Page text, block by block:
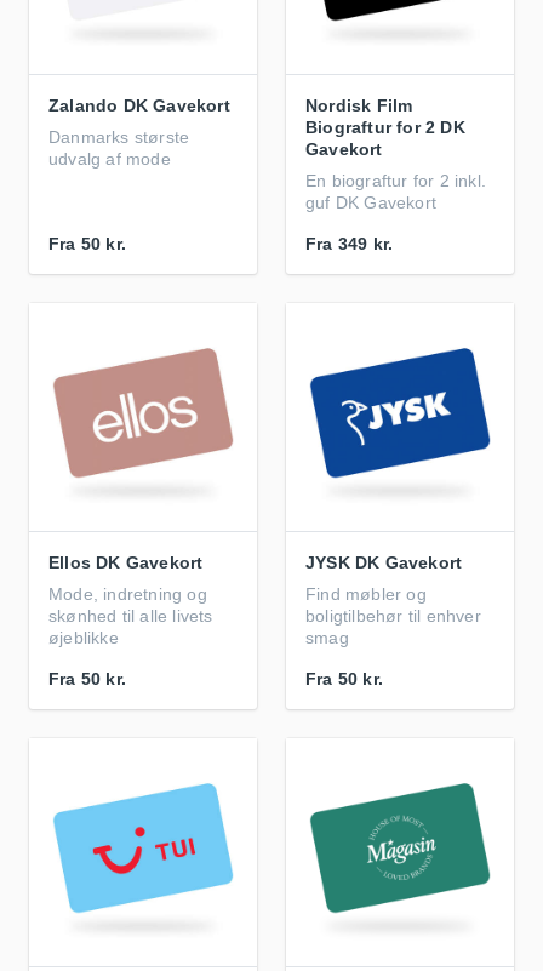
Zalando DK Gavekort
Danmarks største
udvalg af mode
Fra 50 kr.
Nordisk Film
Biograftur for 2 DK
Gavekort
En biograftur for 2 inkl.
guf DK Gavekort
Fra 349 kr.
Ellos DK Gavekort
Mode, indretning og
skønhed til alle livets
øjeblikke
Fra 50 kr.
JYSK DK Gavekort
Find møbler og
boligtilbehør til enhver
smag
Fra 50 kr.